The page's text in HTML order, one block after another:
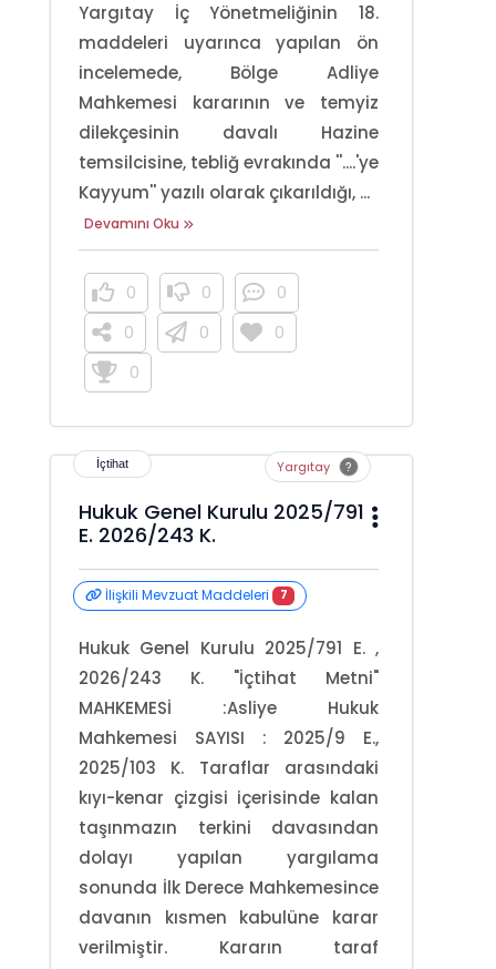
Yargıtay İç Yönetmeliğinin 18.
maddeleri uyarınca yapılan ön
incelemede, Bölge Adliye
Mahkemesi kararının ve temyiz
dilekçesinin davalı Hazine
temsilcisine, tebliğ evrakında ''....'ye
Kayyum'' yazılı olarak çıkarıldığı, ...
Devamını Oku
0 0
0
0
0
0
0
Yargıtay
Hukuk Genel Kurulu 2025/791
E. 2026/243 K.
İlişkili Mevzuat Maddeleri 7
Hukuk Genel Kurulu 2025/791 E. ,
2026/243 K. "İçtihat Metni"
MAHKEMESİ :Asliye Hukuk
Mahkemesi SAYISI : 2025/9 E.,
2025/103 K. Taraflar arasındaki
kıyı-kenar çizgisi içerisinde kalan
taşınmazın terkini davasından
dolayı yapılan yargılama
sonunda İlk Derece Mahkemesince
davanın kısmen kabulüne karar
verilmiştir. Kararın taraf